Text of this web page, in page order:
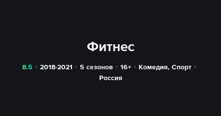
Фитнес
8.5 2018-2021 5 сезонов 16+ Комедия,Спорт
Россия